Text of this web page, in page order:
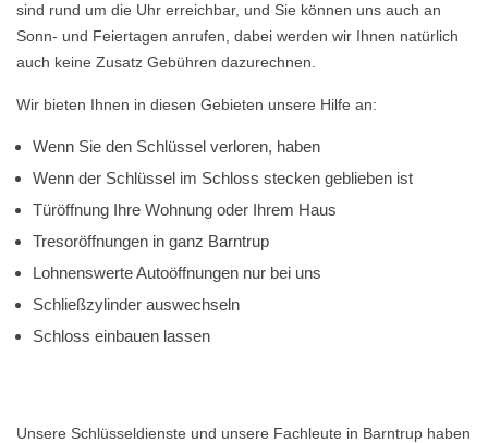
sind rund um die Uhr erreichbar, und Sie können uns auch an
Sonn- und Feiertagen anrufen, dabei werden wir Ihnen natürlich
auch keine Zusatz Gebühren dazurechnen.
Wir bieten Ihnen in diesen Gebieten unsere Hilfe an:
Wenn Sie den Schlüssel verloren, haben
Wenn der Schlüssel im Schloss stecken geblieben ist
Türöffnung Ihre Wohnung oder Ihrem Haus
Tresoröffnungen in ganz Barntrup
Lohnenswerte Autoöffnungen nur bei uns
Schließzylinder auswechseln
Schloss einbauen lassen
Unsere Schlüsseldienste und unsere Fachleute in Barntrup haben